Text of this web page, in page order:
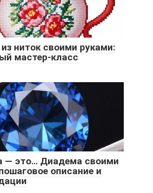
ниток своими руками:
мастер-класс
— это… Диадема своими
описание и